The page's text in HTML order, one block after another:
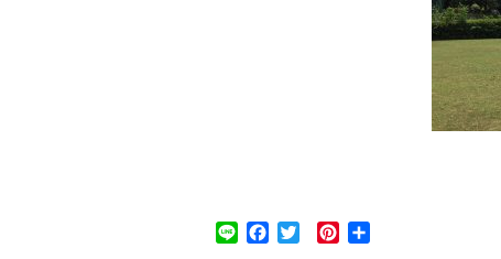
Line Facebook
Twitter Pinterest